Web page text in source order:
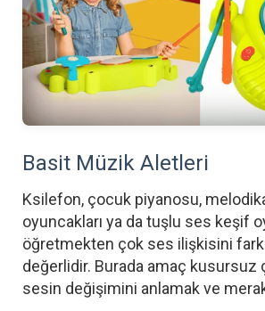
Basit Müzik Aletleri
Ksilefon, çocuk piyanosu,
oyuncakları ya da tuşlu ses keşif
öğretmekten çok ses ilişkisini
değerlidir. Burada amaç kusursuz
sesin değişimini anlamak ve